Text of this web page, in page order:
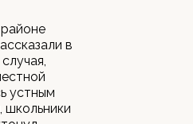
в
устным
школьники